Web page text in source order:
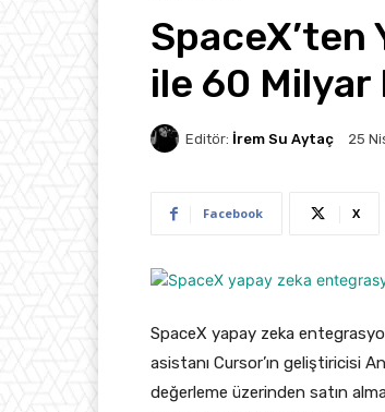
SpaceX’ten
ile 60 Milyar
Editör: İrem Su Aytaç 25
Facebook X
SpaceX yapay zeka
asistanı Cursor’ın geliştiricisi
değerleme üzerinden satın